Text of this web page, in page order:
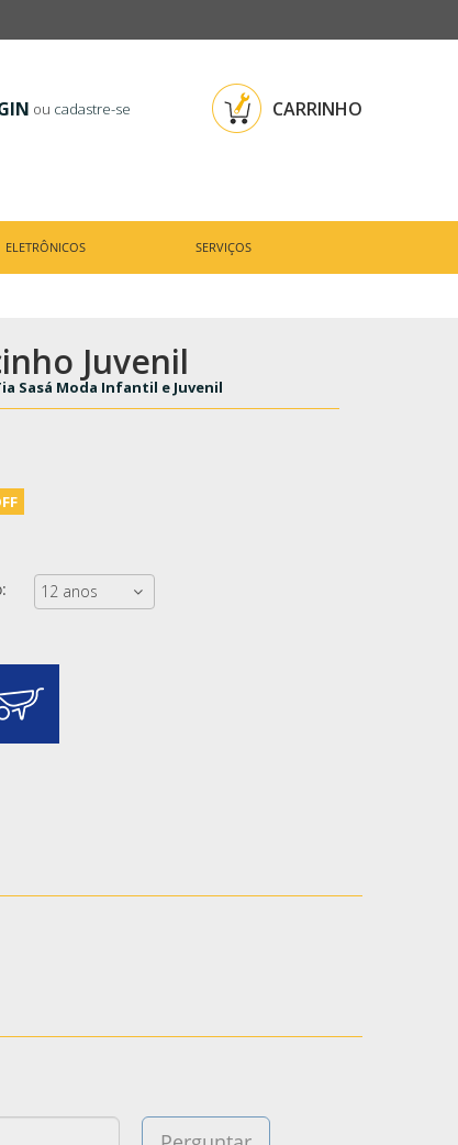
ou cadastre-se CARRINHO
ELETRÔNICOS SERVIÇOS
Juvenil
Sasá Moda Infantil e Juvenil